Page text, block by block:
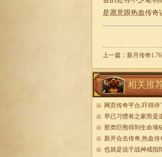
是愿意跟热血传奇
上一篇： 新月传奇
相关推
网页传奇平台,吓得
早已习惯有之家而是
那类巨熊得到生命项
新开合击传奇,热血传
也就是说于战神戒指